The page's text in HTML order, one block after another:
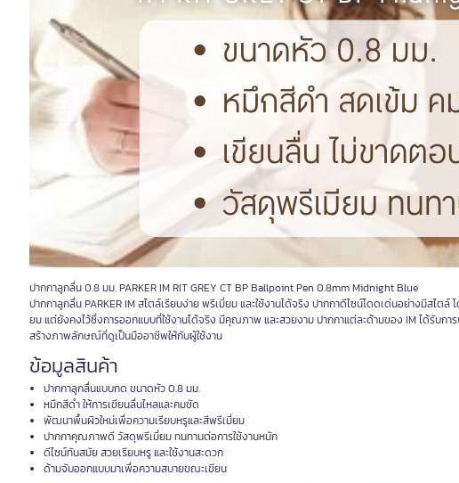
ปากกาลูกลื่น 0.8 มม. PARKER IM RIT GREY CT BP Ballpoint Pen 0.8mm Midnight Blue
ปากกาลูกลื่น PARKER IM สไตล์เรียบง่าย พรีเมี่ยม และใช้งานได้จริง ปากกาดีไซน์โดดเด่นอย่างมีสไ
ยม แต่ยังคงไว้ซึ่งการออกแบบที่ใช้งานได้จริง มีคุณภาพ และสวยงาม ปากกาแต่ละด้ามของ IM ได้รั
สร้างภาพลักษณ์ที่ดูเป็นมืออาชีพให้กับผู้ใช้งาน
ข้อมูลสินค้า
ปากกาลูกลื่นแบบกด ขนาดหัว 0.8 มม.
หมึกสีดำ ให้การเขียนลื่นไหลและคมชัด
พัฒนาพื้นผิวใหม่เพื่อความเรียบหรูและสีพรีเมี่ยม
ปากกาคุณภาพดี วัสดุพรีเมี่ยม ทนทานต่อการใช้งานหนัก
ดีไซน์ทันสมัย สวยเรียบหรู และใช้งานสะดวก
ด้ามจับออกแบบมาเพื่อความสบายขณะเขียน